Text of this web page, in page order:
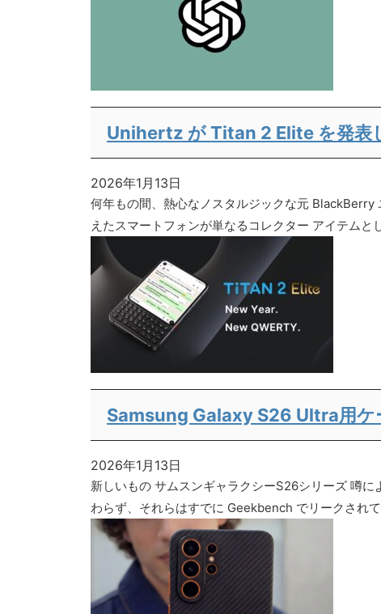
Unihertz が Titan 2 Elite を発表
2026年1月13日
何年もの間、熱心なノスタルジックな元
えたスマートフォンが単なるコレクター アイテムと
Samsung Galaxy S26 Ultra用ケ
2026年1月13日
新しいもの サムスンギャラクシーS26シリーズ 噂
わらず、それらはすでに Geekbench でリークされ